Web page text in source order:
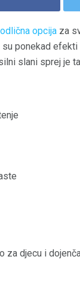
odlična opcija za
ponekad
slani sprej je
za djecu i